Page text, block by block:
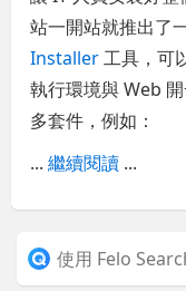
站一開站就推出了
Installer工具，可
執行環境與 Web
多套件，例如：
...繼續閱讀 ...